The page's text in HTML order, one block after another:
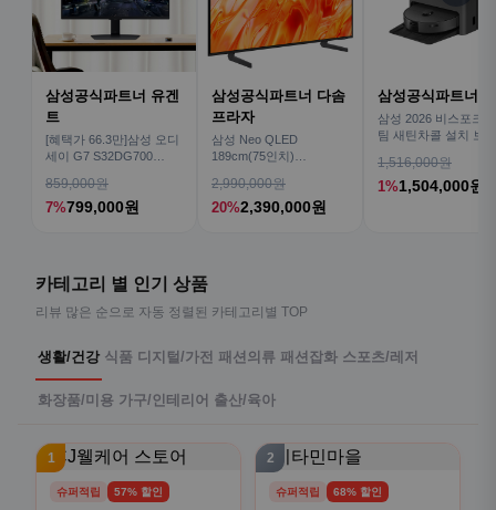
삼성공식파트너 유겐
트
[혜택가 66.3만]삼성 오디
세이 G7 S32DG700
859,000원
7%799,000원
삼성공식파트너 다솜
프라자
삼성 Neo QLED
189cm(75인치)
TV
2,990,000원
20%2,390,000원
삼성공식파트너
삼성 2026 비스포크
팀 새틴차콜 설치 보
1,516,000원
1%1,504,000원
카테고리 별 인기 상품
리뷰 많은 순으로 자동 정렬된 카테고리별 TOP
생활/건강 식품 디지털/가전 패션의류 패션잡화 스포츠/레저
화장품/미용 가구/인테리어 출산/육아
1
슈퍼적립 57% 할인
2
슈퍼적립 68% 할인